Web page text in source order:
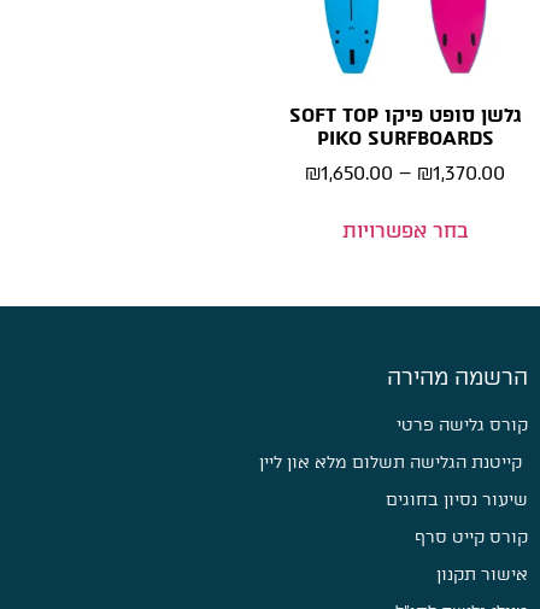
גלשן סופט פיקו SOFT TOP
PIKO SURFBOARDS
₪1,370.00
–
₪1,650.00
בחר אפשרויות
הרשמה מהירה
קורס גלישה פרטי
קייטנת הגלישה תשלום מלא און ליין
שיעור נסיון בחוגים
קורס קייט סרף
אישור תקנון